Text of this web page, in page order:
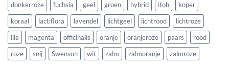
donkerroze
fuchsia geel groen hybrid itoh
koper
koraal
lactiflora lavendel lichtgeel lichtrood
lichtroze
lila
magenta officinalis oranje oranjeroze paars
rood
roze
snij Swenson wit zalm zalmoranje zalmroze